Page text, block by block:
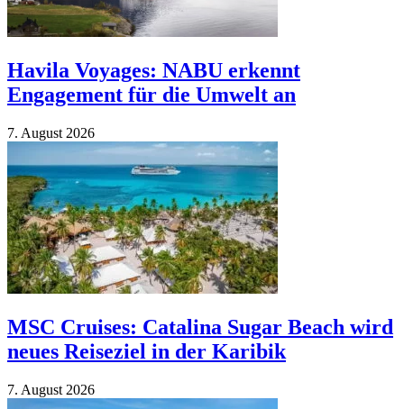
Havila Voyages: NABU erkennt
Engagement für die Umwelt an
7. Au­gust 2026
MSC Cruises: Catalina Sugar Beach wird
neues Reiseziel in der Karibik
7. Au­gust 2026